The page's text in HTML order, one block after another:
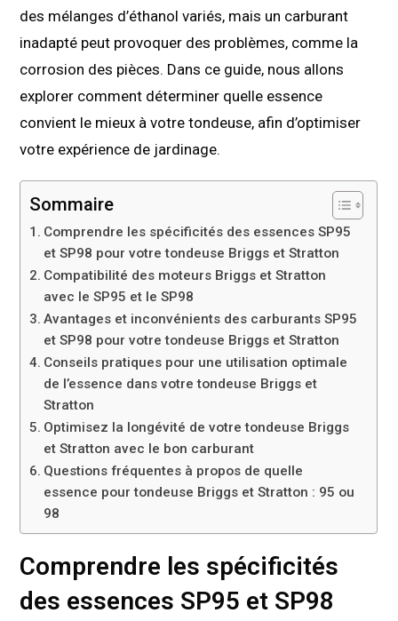
des mélanges d’éthanol variés, mais un carburant
inadapté peut provoquer des problèmes, comme la
corrosion des pièces. Dans ce guide, nous allons
explorer comment déterminer quelle essence
convient le mieux à votre tondeuse, afin d’optimiser
votre expérience de jardinage.
Sommaire
Comprendre les spécificités des essences SP95
et SP98 pour votre tondeuse Briggs et Stratton
Compatibilité des moteurs Briggs et Stratton
avec le SP95 et le SP98
Avantages et inconvénients des carburants SP95
et SP98 pour votre tondeuse Briggs et Stratton
Conseils pratiques pour une utilisation optimale
de l’essence dans votre tondeuse Briggs et
Stratton
Optimisez la longévité de votre tondeuse Briggs
et Stratton avec le bon carburant
Questions fréquentes à propos de quelle
essence pour tondeuse Briggs et Stratton : 95 ou
98
Comprendre les spécificités
des essences SP95 et SP98